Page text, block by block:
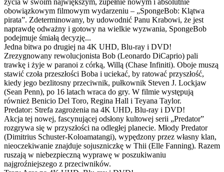
życia w swoim największym, zupełnie nowym i absolutnie
obowiązkowym filmowym wydarzeniu – „SpongeBob: Klątwa
pirata”. Zdeterminowany, by udowodnić Panu Krabowi, że jest
naprawdę odważny i gotowy na wielkie wyzwania, SpongeBob
podejmuje śmiałą decyzję...
Jedna bitwa po drugiej na 4K UHD, Blu-ray i DVD!
Zrezygnowany rewolucjonista Bob (Leonardo DiCaprio) pali
trawkę i żyje w paranoi z córką, Willą (Chase Infiniti). Oboje muszą
stawić czoła przeszłości Boba i uciekać, by ratować przyszłość,
kiedy jego bezlitosny przeciwnik, pułkownik Steven J. Lockjaw
(Sean Penn), po 16 latach wraca do gry. W filmie występują
również Benicio Del Toro, Regina Hall i Teyana Taylor.
Predator: Strefa zagrożenia na 4K UHD, Blu-ray i DVD!
Akcja tej nowej, fascynującej odsłony kultowej serii „Predator”
rozgrywa się w przyszłości na odległej planecie. Młody Predator
(Dimitrius Schuster-Koloamatangi), wypędzony przez własny klan,
nieoczekiwanie znajduje sojuszniczkę w Thii (Elle Fanning). Razem
ruszają w niebezpieczną wyprawę w poszukiwaniu
najgroźniejszego z przeciwników.